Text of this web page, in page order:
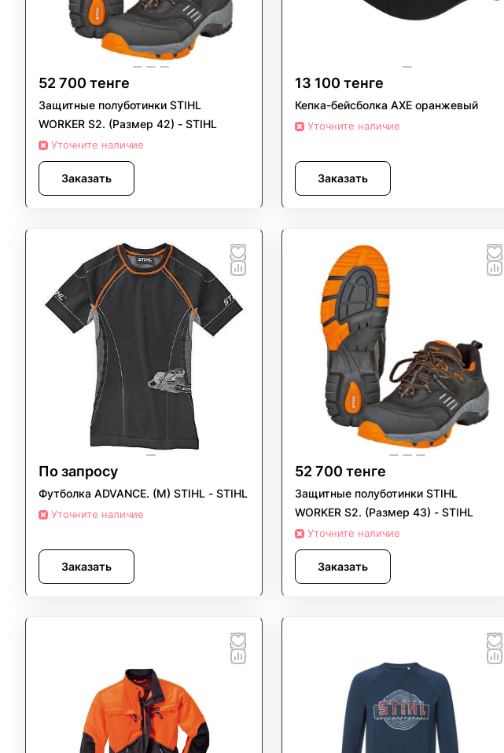
52 700 тенге
Защитные полуботинки STIHL
WORKER S2. (Размер 42) - STIHL
Уточните наличие
Заказать
13 100 тенге
Кепка-бейсболка AXE оранжевый
Уточните наличие
Заказать
По запросу
Футболка ADVANCE. (M) STIHL - STIHL
Уточните наличие
Заказать
52 700 тенге
Защитные полуботинки STIHL
WORKER S2. (Размер 43) - STIHL
Уточните наличие
Заказать